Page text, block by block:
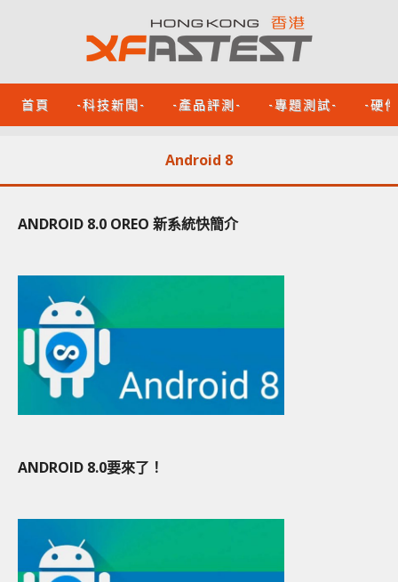
首頁 -科技新聞- -產品評測- -專題測試- -硬
Android 8
ANDROID 8.0 OREO 新系統快簡介
ANDROID 8.0要來了！